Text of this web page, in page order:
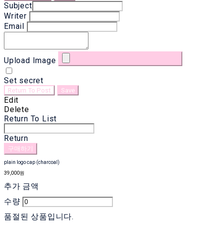
Subject
Writer
Email
Upload Image
Set secret
Return To Post Save
Edit
Delete
Return To List
Return
구매하기
plain logo cap (charcoal)
39,000원
추가 금액
수량
품절된 상품입니다.